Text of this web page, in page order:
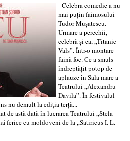
Celebra comedie a nu
mai puțin faimosului
Tudor Mușatescu.
Urmare a perechii,
celebră și ea, „Titanic
Vals”. Într-o montare
faină foc. Ce a smuls
îndreptățit potop de
aplauze în Sala mare a
Teatrului „Alexandru
Davila”. În festivalul
nu demult la ediția terță...
de astă dată în lucrarea Teatrului „Stela
ferice cu moldoveni de la „Satiricus I. L.